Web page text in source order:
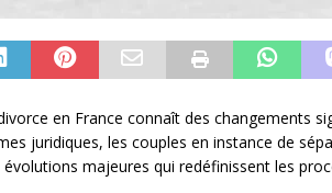
en France connaît des changements
juridiques, les couples en instance de
majeures qui redéfinissent les